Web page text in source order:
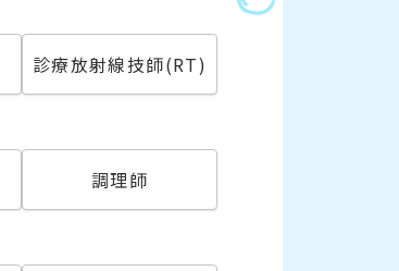
診療放射線技師(RT)
調理師